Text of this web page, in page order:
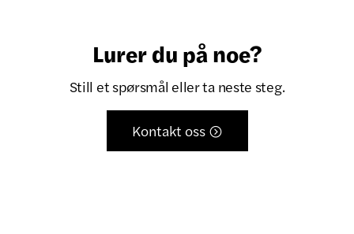
Lurer du på noe?
Still et spørsmål eller ta neste steg.
Kontakt oss 